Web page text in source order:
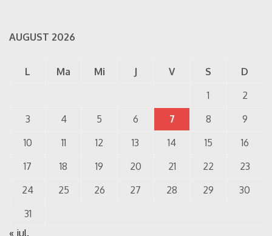
AUGUST 2026
L Ma Mi J V S
D
1
2
3
4 5 6 7 8
9
10
11 12 13 14 15
16
17
18 19 20 21 22
23
24
25 26 27 28 29
30
31
« iul.